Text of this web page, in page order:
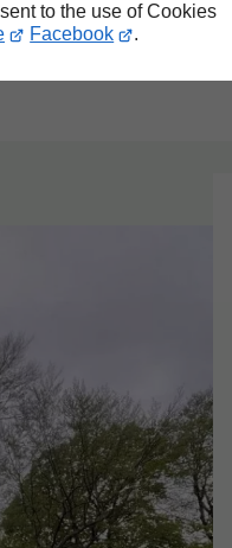
to the use of Cookies
Facebook .